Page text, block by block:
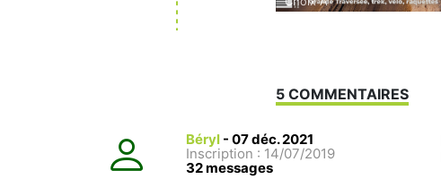
5 COMMENTAIRES
Béryl - 07 déc. 2021
Inscription : 14/07/2019
32 messages